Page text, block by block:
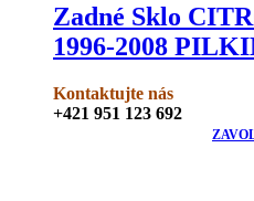
Zadné Sklo
1996-2008
Kontaktujte nás
+421 951 123 692